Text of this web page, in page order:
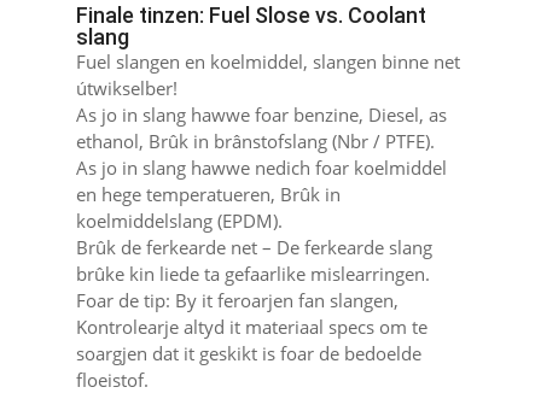
Finale tinzen: Fuel Slose vs. Coolant
slang
Fuel slangen en koelmiddel, slangen binne net
útwikselber!
As jo ​​in slang hawwe foar benzine, Diesel, as
ethanol, Brûk in brânstofslang (Nbr / PTFE).
As jo ​​in slang hawwe nedich foar koelmiddel
en hege temperatueren, Brûk in
koelmiddelslang (EPDM).
Brûk de ferkearde net – De ferkearde slang
brûke kin liede ta gefaarlike mislearringen.
Foar de tip: By it feroarjen fan slangen,
Kontrolearje altyd it materiaal specs om te
soargjen dat it geskikt is foar de bedoelde
floeistof.